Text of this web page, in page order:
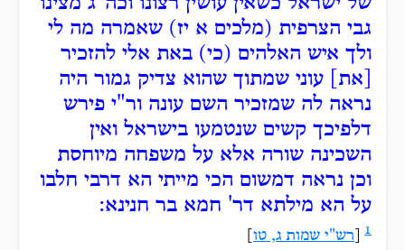
גבי הצרפית (מלכים א יז) שאמרה מה לי
ולך איש האלהים (כי) באת אלי להזכיר
[את] עוני שמתוך שהוא צדיק גמור היה
נראה לה שמזכיר השם עונה ור"י פירש
דלפיכך קשים שנטמעו בישראל ואין
השכינה שורה אלא על משפחה מיוחסת
וכן נראה דמשום הכי מייתי הא דרבי חלבו
על הא מילתא דר' חמא בר חנינא:
1 רש"י שמות ג, טו